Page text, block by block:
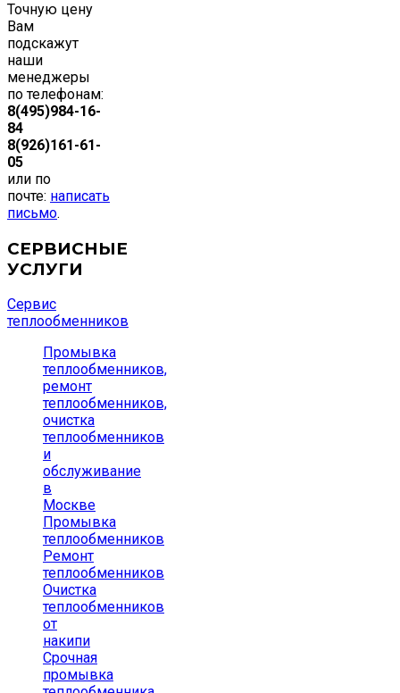
Точную цену
Вам
подскажут
наши
менеджеры
по телефонам:
8(495)984-16-
84
8(926)161-61-
05
или по
почте: написать
письмо.
СЕРВИСНЫЕ
УСЛУГИ
Сервис
теплообменников
Промывка
теплообменников,
ремонт
теплообменников,
очистка
теплообменников
и
обслуживание
в
Москве
Промывка
теплообменников
Ремонт
теплообменников
Очистка
теплообменников
от
накипи
Срочная
промывка